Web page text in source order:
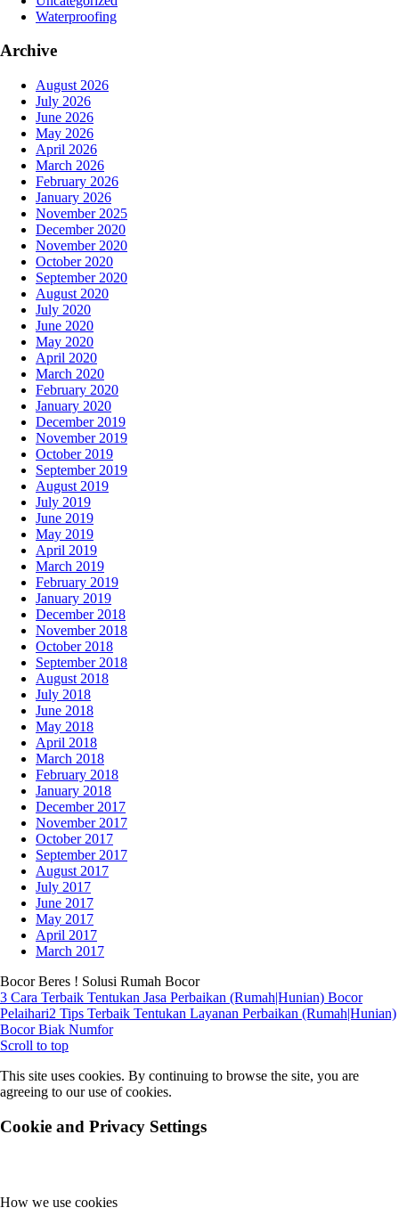
Waterproofing
Archive
August 2026
July 2026
June 2026
May 2026
April 2026
March 2026
February 2026
January 2026
November 2025
December 2020
November 2020
October 2020
September 2020
August 2020
July 2020
June 2020
May 2020
April 2020
March 2020
February 2020
January 2020
December 2019
November 2019
October 2019
September 2019
August 2019
July 2019
June 2019
May 2019
April 2019
March 2019
February 2019
January 2019
December 2018
November 2018
October 2018
September 2018
August 2018
July 2018
June 2018
May 2018
April 2018
March 2018
February 2018
January 2018
December 2017
November 2017
October 2017
September 2017
August 2017
July 2017
June 2017
May 2017
April 2017
March 2017
Bocor Beres ! Solusi Rumah Bocor
3 Cara Terbaik Tentukan Jasa Perbaikan (Rumah|Hunian) Bocor
Pelaihari2 Tips Terbaik Tentukan Layanan Perbaikan (Rumah|Hunian)
Bocor Biak Numfor
Scroll to top
This site uses cookies. By continuing to browse the site, you are
agreeing to our use of cookies.
Cookie and Privacy Settings
How we use cookies